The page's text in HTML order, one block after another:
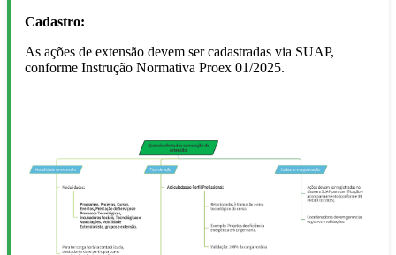
Cadastro:
As ações de extensão devem ser cadastradas via SUAP,
conforme Instrução Normativa Proex 01/2025.